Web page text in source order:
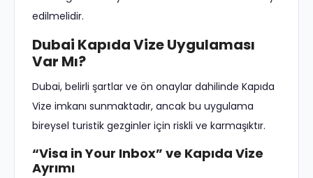
edilmelidir.
Dubai Kapıda Vize Uygulaması
Var Mı?
Dubai, belirli şartlar ve ön onaylar dahilinde Kapıda
Vize imkanı sunmaktadır, ancak bu uygulama
bireysel turistik gezginler için riskli ve karmaşıktır.
“Visa in Your Inbox” ve Kapıda Vize
Ayrımı